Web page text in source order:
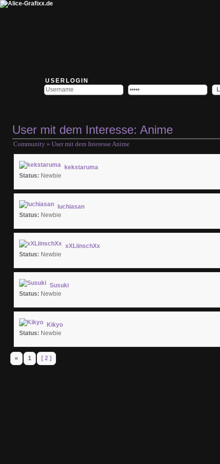
USERLOGIN
User mit dem Interesse: Anime
Community » User mit dem Interesse Anime
kekstaruma
Status: Newbie
luchiasan
Status: Newbie
xXLiinschXx
Status: Newbie
Susuki
Status: Newbie
Kikyo
Status: Newbie
« 1 [ 2 ]